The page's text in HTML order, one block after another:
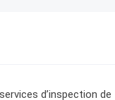
d’inspection de